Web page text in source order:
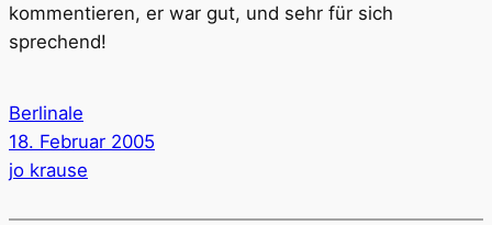
kommentieren, er war gut, und sehr für sich
sprechend!
Berlinale
18. Februar 2005
jo krause